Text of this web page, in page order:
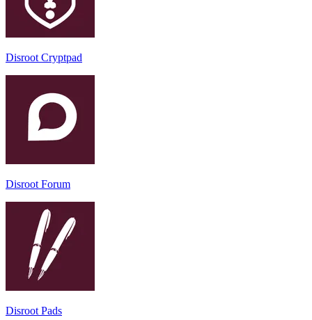
Disroot Cryptpad
Disroot Forum
Disroot Pads